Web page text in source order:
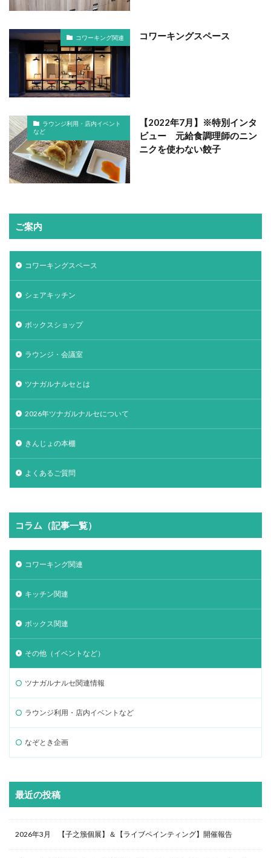
コワーキング関連 コワーキングスペース
ラウンジ利用・店内イベント
など
【2022年7月】※特別インタ
ビュー 元給食調理師のニン
ニクを使わない餃子
ご案内
コワーキングスペース
シェアキッチン
ボックスショップ
ラウンジ・会議室
ツナガルナルセとは
2026年ツナガルナルセについて
きんじょの本棚
よくあるご質問
コラム（記事一覧）
コワーキング関連
キッチン関連
ボックス関連
その他（イベントなど）
ツナガルナルセ関連情報
ラウンジ利用・店内イベントなど
なぞとき企画
最近の投稿
2026年3月 【子之籏個展】＆【ライブペインティング】開催報告